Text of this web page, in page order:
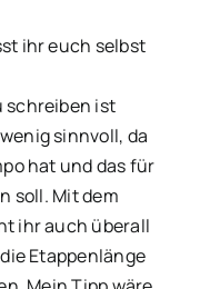
ihr euch selbst
schreiben ist
sinnvoll, da
hat und das für
soll. Mit dem
ihr auch überall
Etappenlänge